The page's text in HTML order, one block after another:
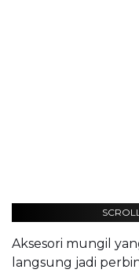
Aksesori mungil
langsung jadi